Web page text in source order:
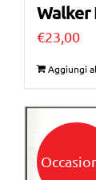
Walker
€23,00
Aggiungi